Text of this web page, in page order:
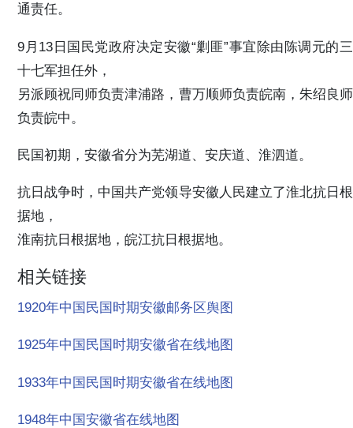
通责任。
9月13日国民党政府决定安徽“剿匪”事宜除由陈调元的三
十七军担任外，
另派顾祝同师负责津浦路，曹万顺师负责皖南，朱绍良师
负责皖中。
民国初期，安徽省分为芜湖道、安庆道、淮泗道。
抗日战争时，中国共产党领导安徽人民建立了淮北抗日根
据地，
淮南抗日根据地，皖江抗日根据地。
相关链接
1920年中国民国时期安徽邮务区舆图
1925年中国民国时期安徽省在线地图
1933年中国民国时期安徽省在线地图
1948年中国安徽省在线地图